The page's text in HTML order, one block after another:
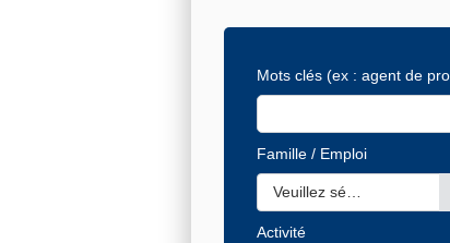
Mots clés (ex : agent de
Famille / Emploi
Veuillez sélectionner
Activité